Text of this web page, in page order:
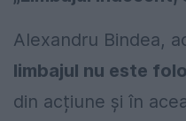
Alexandru Bindea,
limbajul nu este
din acțiune și în